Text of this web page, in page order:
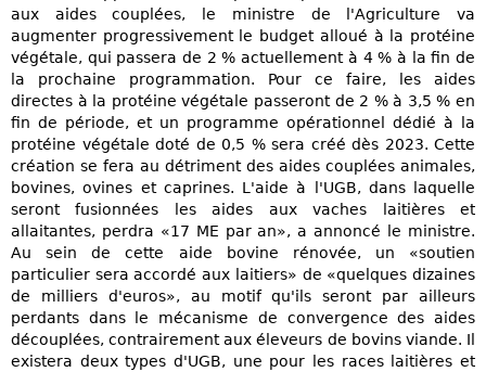
aux aides couplées, le ministre de l'Agriculture va
augmenter progressivement le budget alloué à la protéine
végétale, qui passera de 2 % actuellement à 4 % à la fin de
la prochaine programmation. Pour ce faire, les aides
directes à la protéine végétale passeront de 2 % à 3,5 % en
fin de période, et un programme opérationnel dédié à la
protéine végétale doté de 0,5 % sera créé dès 2023. Cette
création se fera au détriment des aides couplées animales,
bovines, ovines et caprines. L'aide à l'UGB, dans laquelle
seront fusionnées les aides aux vaches laitières et
allaitantes, perdra «17 ME par an», a annoncé le ministre.
Au sein de cette aide bovine rénovée, un «soutien
particulier sera accordé aux laitiers» de «quelques dizaines
de milliers d'euros», au motif qu'ils seront par ailleurs
perdants dans le mécanisme de convergence des aides
découplées, contrairement aux éleveurs de bovins viande. Il
existera deux types d'UGB, une pour les races laitières et